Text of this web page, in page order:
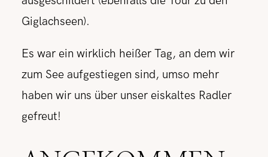
Giglachseen).
Es war ein wirklich heißer Tag, an dem wir
zum See aufgestiegen sind, umso mehr
haben wir uns über unser eiskaltes Radler
gefreut!